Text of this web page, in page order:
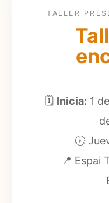
TALLER
🗓 Inicia: 1
🕖
📍 Espai